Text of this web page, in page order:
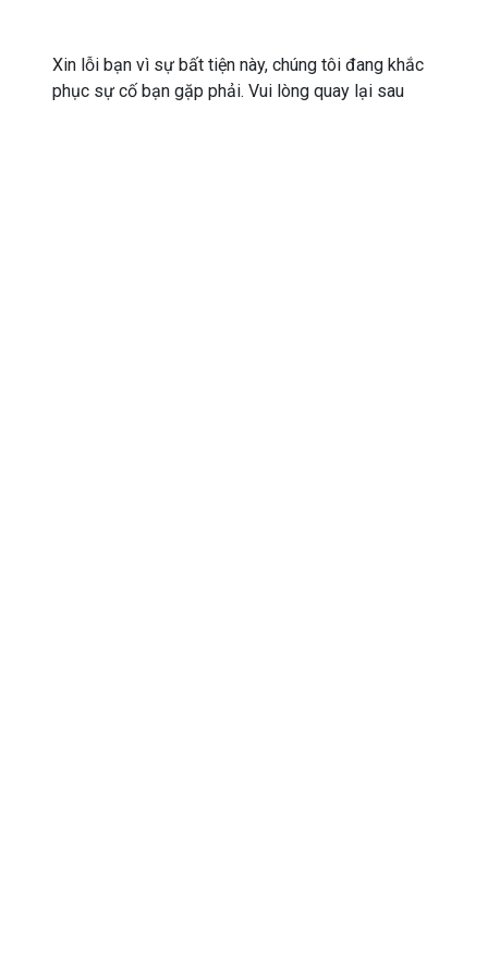
Xin lỗi bạn vì sự bất tiện này, chúng tôi đang khắc
phục sự cố bạn gặp phải. Vui lòng quay lại sau